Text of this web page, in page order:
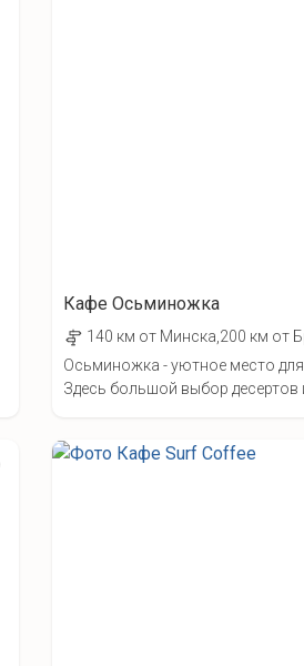
Кафе Осьминожка
140 км от Минска,200 км от
Осьминожка - уютное место для
Здесь большой выбор десертов